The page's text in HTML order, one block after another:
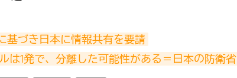
基づき日本に情報共有を要請
は1発で、分離した可能性がある＝日本の防衛省